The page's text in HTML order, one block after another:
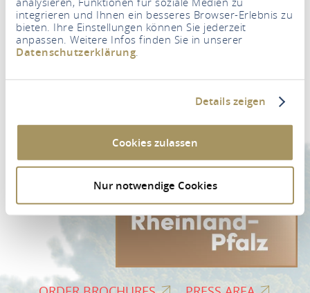
integrieren und Ihnen ein besseres Browser-Erlebnis zu
bieten. Ihre Einstellungen können Sie jederzeit
anpassen. Weitere Infos finden Sie in unserer
Datenschutzerklärung
Details zeigen
Cookies zulassen
Nur notwendige Cookies
Newsletter
NEWSLETTER REGISTRATION